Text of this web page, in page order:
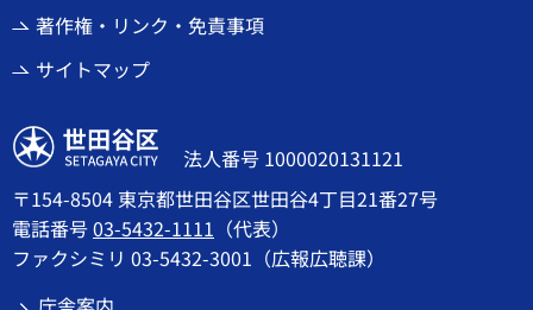
著作権・リンク・免責事項
サイトマップ
世田谷区
法人番号 1000020131121
〒154-8504 東京都世田谷区世田谷4丁目21番27号
電話番号03-5432-1111 （代表）
ファクシミリ 03-5432-3001（広報広聴課）